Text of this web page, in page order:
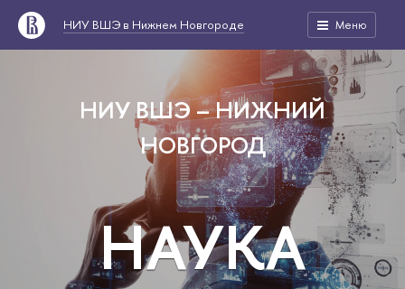
НИУ ВШЭ в Нижнем Новгороде Меню
НИУ ВШЭ – НИЖНИЙ
НОВГОРОД
НАУКА